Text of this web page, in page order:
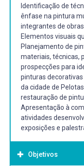
Identificação de
ênfase na pintura
integrantes de
Elementos visuais
Planejamento de
materiais, técnicas,
prospecções para
pinturas
da cidade de
restauração de
Apresentação à
atividades
exposições e
Objetivos